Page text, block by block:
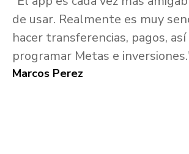
de usar. Realmente es muy
hacer transferencias, pagos, así
programar Metas e
Marcos Perez